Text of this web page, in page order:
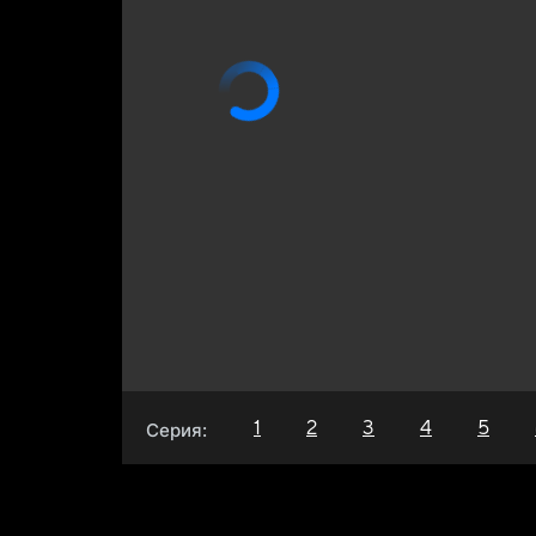
Серия: 1 2 3 4 5